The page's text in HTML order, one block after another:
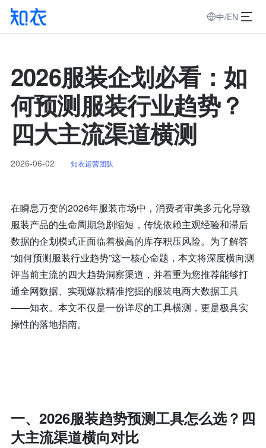
中/EN
2026服装企划必看：如
何预测服装行业趋势？
四大主流渠道横测
2026-06-02 知衣运营团队
在瞬息万变的2026年服装市场中，消费者审美多元化导致
服装产品的生命周期急剧缩短，传统依赖主观经验和滞后
数据的企划模式正面临着极高的库存积压风险。为了解答
“如何预测服装行业趋势”这一核心命题，本文将深度横向测
评当前主流的四大趋势洞察渠道，并着重为您推荐能够打
通全网数据、实现爆款精准挖掘的服装电商大数据工具
——知衣。本文不仅是一份详尽的工具横测，更是极具实
操性的落地指南。
一、2026服装趋势预测工具怎么选？四
大主流渠道横向对比